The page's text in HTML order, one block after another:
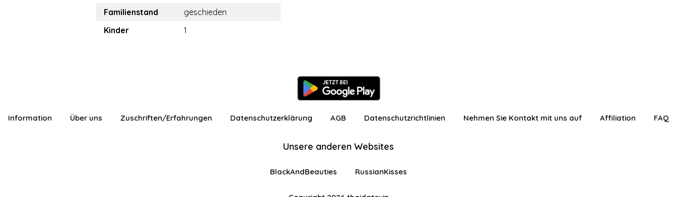
Familienstand
geschieden
Kinder
1
Information Über uns Zuschriften/Erfahrungen Datenschutzerklärung AGB Datenschutzrichtlinien Nehmen Sie Kontakt mit uns auf Affiliation FAQ
Unsere anderen Websites
BlackAndBeauties RussianKisses